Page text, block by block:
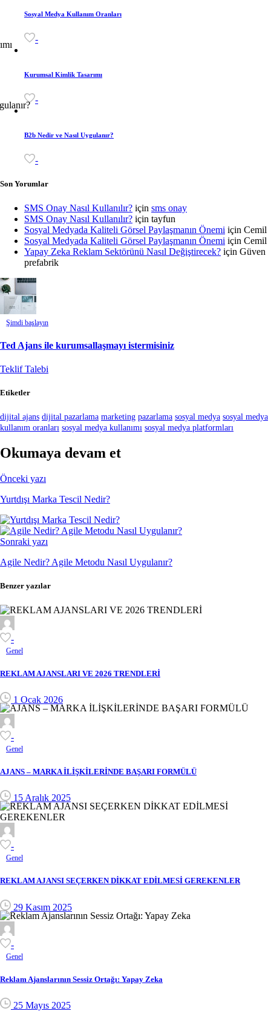
Sosyal Medya Kullanım Oranları
-
Kurumsal Kimlik Tasarımı
-
B2b Nedir ve Nasıl Uygulanır?
-
Son Yorumlar
SMS Onay Nasıl Kullanılır? için sms onay
SMS Onay Nasıl Kullanılır? için tayfun
Sosyal Medyada Kaliteli Görsel Paylaşmanın Önemi için Cemil
Sosyal Medyada Kaliteli Görsel Paylaşmanın Önemi için Cemil
Yapay Zeka Reklam Sektörünü Nasıl Değiştirecek? için Güven
prefabrik
Şimdi başlayın
Ted Ajans ile kurumsallaşmayı istermisiniz
Teklif Talebi
Etiketler
dijital ajans dijital pazarlama marketing pazarlama sosyal medya sosyal medya
kullanım oranları sosyal medya kullanımı sosyal medya platformları
Okumaya devam et
Önceki yazı
Yurtdışı Marka Tescil Nedir?
Sonraki yazı
Agile Nedir? Agile Metodu Nasıl Uygulanır?
Benzer yazılar
-
Genel
REKLAM AJANSLARI VE 2026 TRENDLERİ
1 Ocak 2026
-
Genel
AJANS – MARKA İLİŞKİLERİNDE BAŞARI FORMÜLÜ
15 Aralık 2025
-
Genel
REKLAM AJANSI SEÇERKEN DİKKAT EDİLMESİ GEREKENLER
29 Kasım 2025
-
Genel
Reklam Ajanslarının Sessiz Ortağı: Yapay Zeka
25 Mayıs 2025